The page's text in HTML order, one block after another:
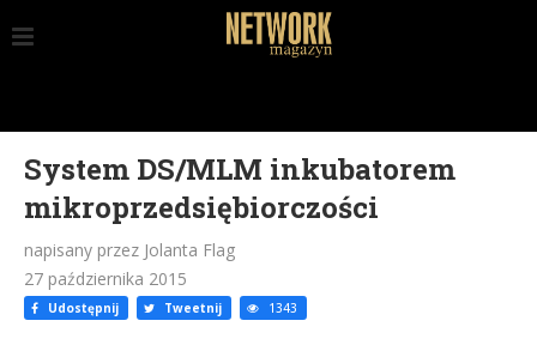
System DS/MLM inkubatorem
mikroprzedsiębiorczości
napisany przez Jolanta Flag
27 października 2015
Udostępnij Tweetnij 1343